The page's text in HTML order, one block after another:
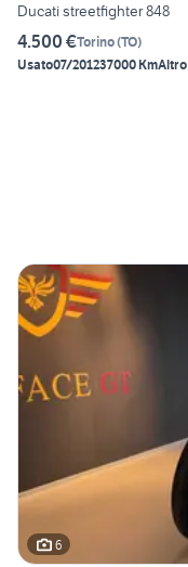
Ducati streetfighter 848
4.500 €Torino(TO)
Usato07/201237000 KmAltro
6